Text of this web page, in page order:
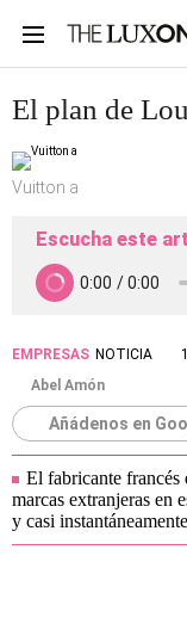
El plan de
Vuitton a
Escucha este
EMPRESAS NOTICIA
Abel Amón
Añádenos en
El fabricante
marcas extranjeras en
y casi